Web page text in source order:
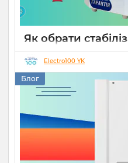
Як обрати
Укртехнологія
Electro100 YK
Блог